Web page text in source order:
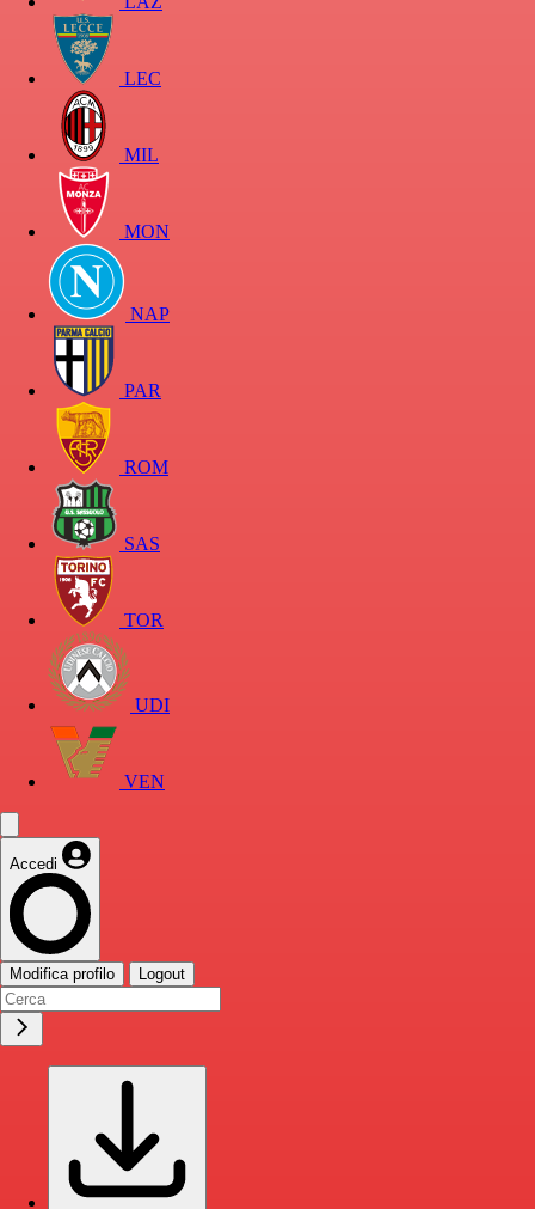
LEC
MIL
MON
NAP
PAR
ROM
SAS
TOR
UDI
VEN
Accedi
Modifica profilo Logout